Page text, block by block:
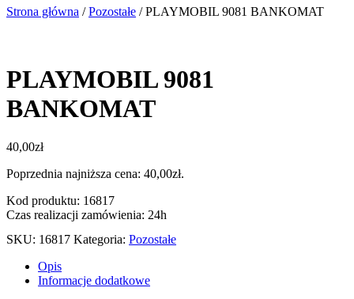
Strona główna /Pozostałe / PLAYMOBIL 9081 BANKOMAT
PLAYMOBIL 9081
BANKOMAT
40,00zł
Poprzednia najniższa cena: 40,00zł.
Kod produktu: 16817
Czas realizacji zamówienia: 24h
SKU: 16817 Kategoria: Pozostałe
Opis
Informacje dodatkowe